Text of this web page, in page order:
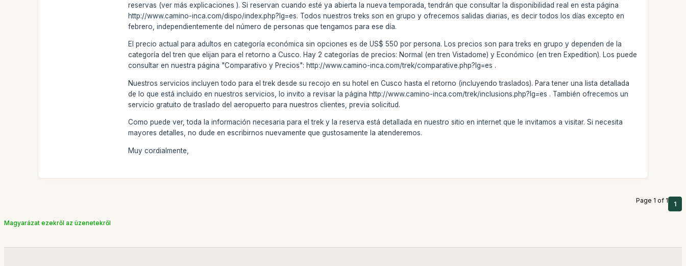
reservas (ver más explicaciones). Si reservan cuando esté ya abierta la nueva temporada, tendrán que consultar la disponibilidad real en esta página
http://www.camino-inca.com/dispo/index.php?lg=es. Todos nuestros treks son en grupo y ofrecemos salidas diarias, es decir todos los días excepto en
febrero, independientemente del número de personas que tengamos para ese día.
El precio actual para adultos en categoría económica sin opciones es de US$ 550 por persona. Los precios son para treks en grupo y dependen de la
categoría del tren que elijan para el retorno a Cusco. Hay 2 categorías de precios: Normal (en tren Vistadome) y Económico (en tren Expedition). Los puede
consultar en nuestra página "Comparativo y Precios": http://www.camino-inca.com/trek/comparative.php?lg=es .
Nuestros servicios incluyen todo para el trek desde su recojo en su hotel en Cusco hasta el retorno (incluyendo traslados). Para tener una lista detallada
de lo que está incluido en nuestros servicios, lo invito a revisar la página http://www.camino-inca.com/trek/inclusions.php?lg=es . También ofrecemos un
servicio gratuito de traslado del aeropuerto para nuestros clientes, previa solicitud.
Como puede ver, toda la información necesaria para el trek y la reserva está detallada en nuestro sitio en internet que le invitamos a visitar. Si necesita
mayores detalles, no dude en escribirnos nuevamente que gustosamente la atenderemos.
Muy cordialmente,
Page 1 of 1 1
Magyarázat ezekről az üzenetekről